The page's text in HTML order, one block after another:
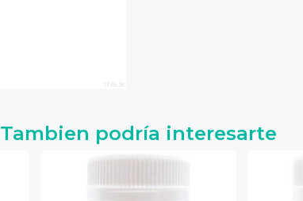
Tambien podría interesarte